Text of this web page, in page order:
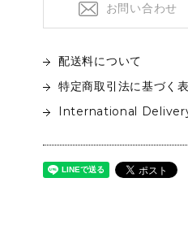
お問い合わせ
配送料について
特定商取引法に基づく
International